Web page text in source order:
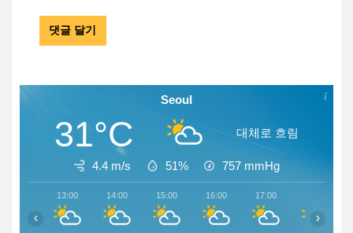
Seoul
31°C 대체로 흐림
4.4 m/s 51% 757 mmHg
13:00 14:00 15:00 16:00 17:00
‹ ›